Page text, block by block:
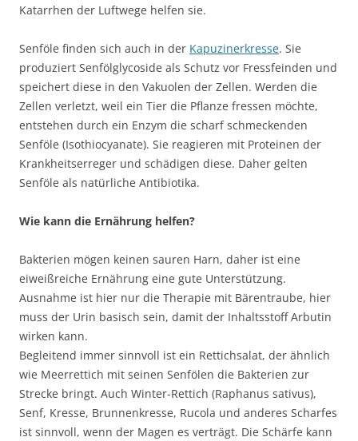
Katarrhen der Luftwege helfen sie.
Senföle finden sich auch in der Kapuzinerkresse. Sie
produziert Senfölglycoside als Schutz vor Fressfeinden und
speichert diese in den Vakuolen der Zellen. Werden die
Zellen verletzt, weil ein Tier die Pflanze fressen möchte,
entstehen durch ein Enzym die scharf schmeckenden
Senföle (Isothiocyanate). Sie reagieren mit Proteinen der
Krankheitserreger und schädigen diese. Daher gelten
Senföle als natürliche Antibiotika.
Wie kann die Ernährung helfen?
Bakterien mögen keinen sauren Harn, daher ist eine
eiweißreiche Ernährung eine gute Unterstützung.
Ausnahme ist hier nur die Therapie mit Bärentraube, hier
muss der Urin basisch sein, damit der Inhaltsstoff Arbutin
wirken kann.
Begleitend immer sinnvoll ist ein Rettichsalat, der ähnlich
wie Meerrettich mit seinen Senfölen die Bakterien zur
Strecke bringt. Auch Winter-Rettich (Raphanus sativus),
Senf, Kresse, Brunnenkresse, Rucola und anderes Scharfes
ist sinnvoll, wenn der Magen es verträgt. Die Schärfe kann